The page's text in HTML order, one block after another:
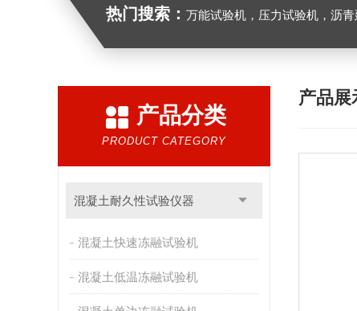
热门搜索： 万能试验机，压力试验机，沥青延伸度测定仪，沥青混合料拌合机，全自动沥青混
产品分类
PRODUCT CATEGORY
混凝土耐久性试验仪器
混凝土快速冻融试验机
混凝土低温冻融试验机
产品展